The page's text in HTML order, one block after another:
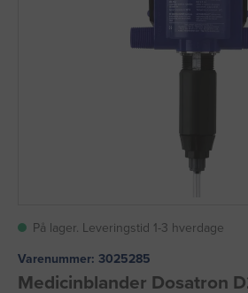
På lager. Leveringstid 1-3 hverdage
Varenummer: 3025285
Medicinblander Dosatron